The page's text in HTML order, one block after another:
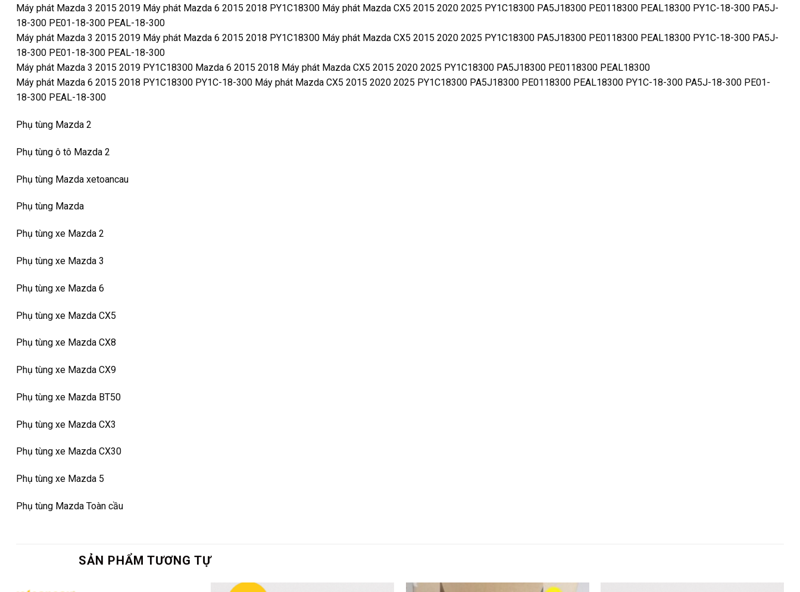
Máy phát Mazda 3 2015 2019 Máy phát Mazda 6 2015 2018 PY1C18300 Máy phát Mazda CX5 2015 2020 2025 PY1C18300 PA5J18300 PE0118300 PEAL18300 PY1C-18-300 PA5J-
18-300 PE01-18-300 PEAL-18-300
Máy phát Mazda 3 2015 2019 Máy phát Mazda 6 2015 2018 PY1C18300 Máy phát Mazda CX5 2015 2020 2025 PY1C18300 PA5J18300 PE0118300 PEAL18300 PY1C-18-300 PA5J-
18-300 PE01-18-300 PEAL-18-300
Máy phát Mazda 3 2015 2019 PY1C18300 Mazda 6 2015 2018 Máy phát Mazda CX5 2015 2020 2025 PY1C18300 PA5J18300 PE0118300 PEAL18300
Máy phát Mazda 6 2015 2018 PY1C18300 PY1C-18-300 Máy phát Mazda CX5 2015 2020 2025 PY1C18300 PA5J18300 PE0118300 PEAL18300 PY1C-18-300 PA5J-18-300 PE01-
18-300 PEAL-18-300
Phụ tùng Mazda 2
Phụ tùng ô tô Mazda 2
Phụ tùng Mazda xetoancau
Phụ tùng Mazda
Phụ tùng xe Mazda 2
Phụ tùng xe Mazda 3
Phụ tùng xe Mazda 6
Phụ tùng xe Mazda CX5
Phụ tùng xe Mazda CX8
Phụ tùng xe Mazda CX9
Phụ tùng xe Mazda BT50
Phụ tùng xe Mazda CX3
Phụ tùng xe Mazda CX30
Phụ tùng xe Mazda 5
Phụ tùng Mazda Toàn cầu
SẢN PHẨM TƯƠNG TỰ